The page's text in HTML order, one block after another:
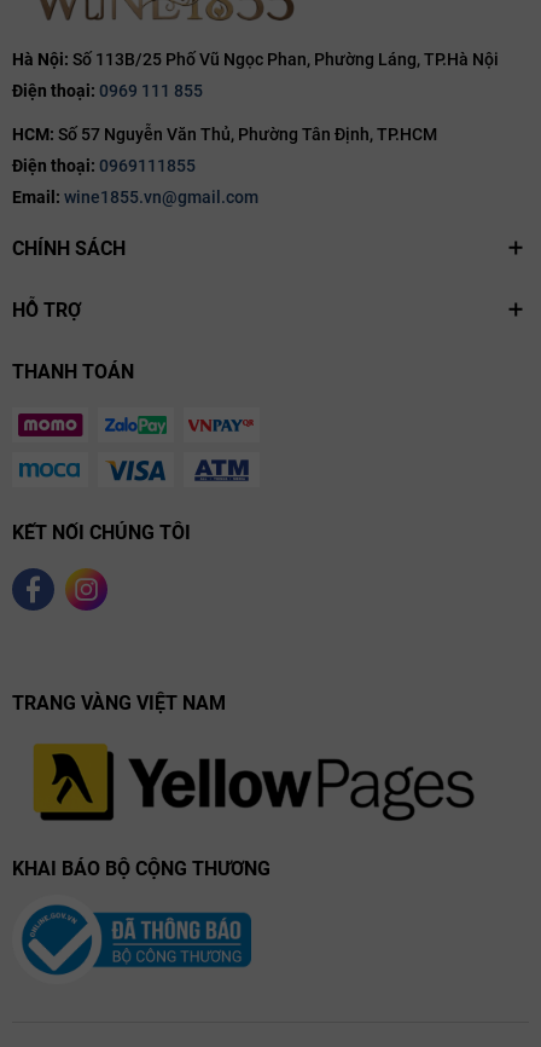
Hà Nội: Số 113B/25 Phố Vũ Ngọc Phan, Phường Láng, TP.Hà Nội
Điện thoại: 0969 111 855
HCM: Số 57 Nguyễn Văn Thủ, Phường Tân Định, TP.HCM
Điện thoại: 0969111855
Email: wine1855.vn@gmail.com
CHÍNH SÁCH
HỖ TRỢ
THANH TOÁN
KẾT NỐI CHÚNG TÔI
TRANG VÀNG VIỆT NAM
KHAI BÁO BỘ CỘNG THƯƠNG